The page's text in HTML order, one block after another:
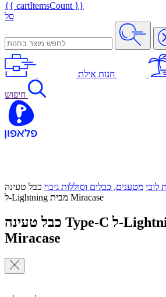
{{ cartItemsCount }}
סל
חנות אילת
חיפוש
לובי מטענים, כבלים וסוללות גיבוי כבל טעינה Type-C
ל-Lightning מבית Miracase
כבל טעינה Type-C ל-Lightning מבית
Miracase